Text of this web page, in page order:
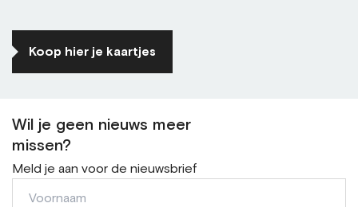
Koop hier je kaartjes
Wil je geen nieuws meer
missen?
Meld je aan voor de nieuwsbrief